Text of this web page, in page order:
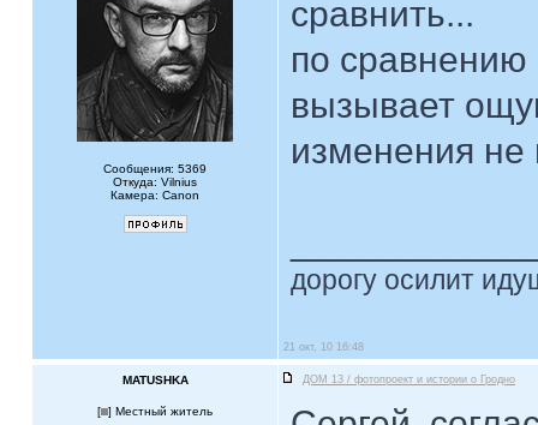
Сообщения: 5369
Откуда: Vilnius
Камера: Canon
сравнить...
по
вызывает
изменения не
дорогу осилит
21 окт, 10 16:48
MATUSHKA ДОМ 13 / фотопроект и истории о Гродно
[ ] Местный житель